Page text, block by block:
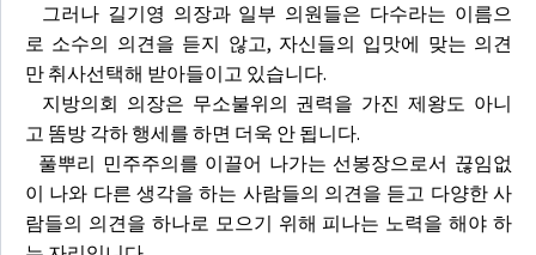
그러나 길기영 의장과 일부 의원들은 다수라는 이름으
로 소수의 의견을 듣지 않고, 자신들의 입맛에 맞는 의견
만 취사선택해 받아들이고 있습니다.
지방의회 의장은 무소불위의 권력을 가진 제왕도 아니
고 똠방 각하 행세를 하면 더욱 안 됩니다.
풀뿌리 민주주의를 이끌어 나가는 선봉장으로서 끊임없
이 나와 다른 생각을 하는 사람들의 의견을 듣고 다양한 사
람들의 의견을 하나로 모으기 위해 피나는 노력을 해야 하